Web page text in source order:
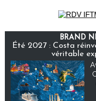
BRAND
Été 2027 : Costa
véritable